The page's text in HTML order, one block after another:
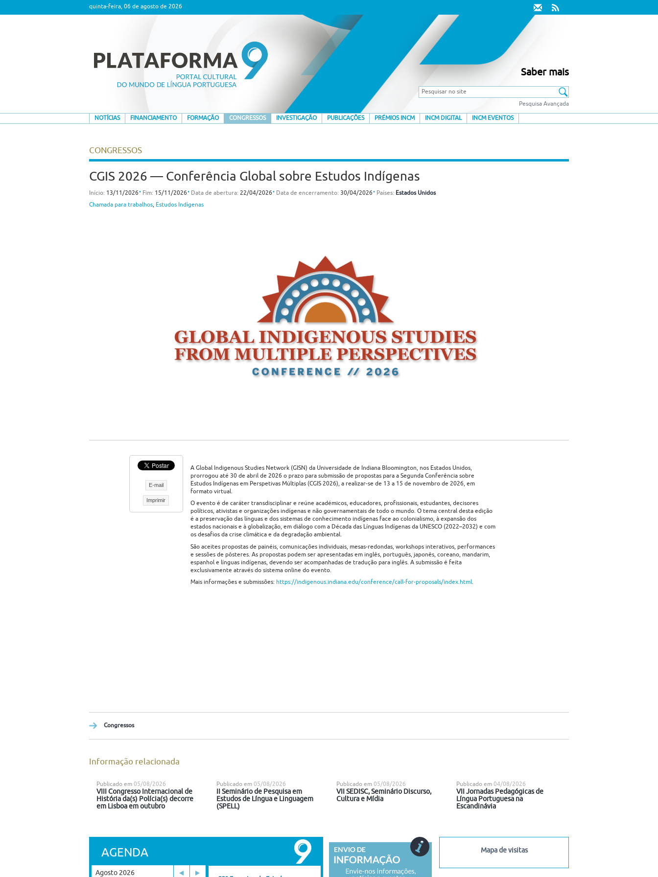
quinta-feira, 06 de agosto de 2026
Saber mais
Pesquisa Avançada
NOTÍCIAS FINANCIAMENTO FORMAÇÃO CONGRESSOS INVESTIGAÇÃO PUBLICAÇÕES PRÉMIOS INCM INCM DIGITAL INCM EVENTOS
CONGRESSOS
CGIS 2026 — Conferência Global sobre Estudos Indígenas
Início: 13/11/2026⋅ Fim: 15/11/2026⋅ Data de abertura: 22/04/2026⋅ Data de encerramento: 30/04/2026⋅ Países: Estados Unidos
Chamada para trabalhos, Estudos Indígenas
E-mail
Imprimir
A Global Indigenous Studies Network (GISN) da Universidade de Indiana Bloomington, nos Estados Unidos,
prorrogou até 30 de abril de 2026 o prazo para submissão de propostas para a Segunda Conferência sobre
Estudos Indígenas em Perspetivas Múltiplas (CGIS 2026), a realizar-se de 13 a 15 de novembro de 2026, em
formato virtual.
O evento é de caráter transdisciplinar e reúne académicos, educadores, profissionais, estudantes, decisores
políticos, ativistas e organizações indígenas e não governamentais de todo o mundo. O tema central desta edição
é a preservação das línguas e dos sistemas de conhecimento indígenas face ao colonialismo, à expansão dos
estados nacionais e à globalização, em diálogo com a Década das Línguas Indígenas da UNESCO (2022–2032) e com
os desafios da crise climática e da degradação ambiental.
São aceites propostas de painéis, comunicações individuais, mesas-redondas, workshops interativos, performances
e sessões de pôsteres. As propostas podem ser apresentadas em inglês, português, japonês, coreano, mandarim,
espanhol e línguas indígenas, devendo ser acompanhadas de tradução para inglês. A submissão é feita
exclusivamente através do sistema online do evento.
Mais informações e submissões: https://indigenous.indiana.edu/conference/call-for-proposals/index.html.
Congressos
Informação relacionada
Publicado em 05/08/2026
VIII Congresso Internacional de
História da(s) Polícia(s) decorre
em Lisboa em outubro
Publicado em 05/08/2026
II Seminário de Pesquisa em
Estudos de Língua e Linguagem
(SPELL)
Publicado em 05/08/2026
VII SEDISC, Seminário Discurso,
Cultura e Mídia
Publicado em 04/08/2026
VII Jornadas Pedagógicas de
Língua Portuguesa na
Escandinávia
AGENDA
Agosto 2026
Mapa de visitas